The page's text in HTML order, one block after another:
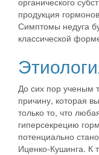
продукция
Симптомы недуга
классической
До сих пор ученым
причину, которая
только то, что
гиперсекрецию
потенциально
Иценко-Кушинга. К